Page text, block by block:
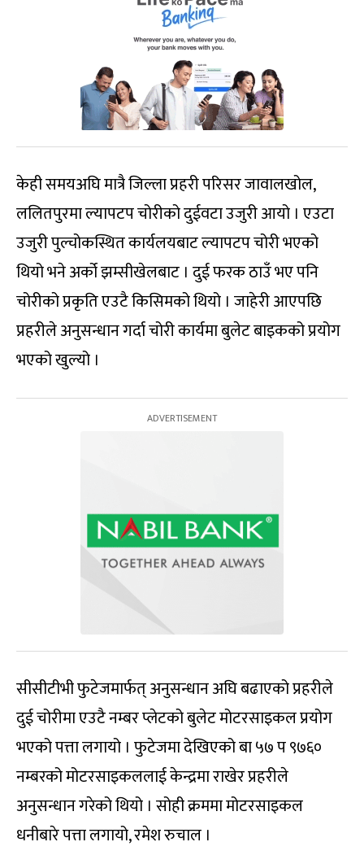
केही समयअघि मात्रै जिल्ला प्रहरी परिसर जावालखोल,
ललितपुरमा ल्यापटप चोरीको दुईवटा उजुरी आयो । एउटा
उजुरी पुल्चोकस्थित कार्यलयबाट ल्यापटप चोरी भएको
थियो भने अर्को झम्सीखेलबाट । दुई फरक ठाउँ भए पनि
चोरीको प्रकृति एउटै किसिमको थियो । जाहेरी आएपछि
प्रहरीले अनुसन्धान गर्दा चोरी कार्यमा बुलेट बाइकको प्रयोग
भएको खुल्यो ।
सीसीटीभी फुटेजमार्फत् अनुसन्धान अघि बढाएको प्रहरीले
दुई चोरीमा एउटै नम्बर प्लेटको बुलेट मोटरसाइकल प्रयोग
भएको पत्ता लगायो । फुटेजमा देखिएको बा ५७ प ९७६०
नम्बरको मोटरसाइकललाई केन्द्रमा राखेर प्रहरीले
अनुसन्धान गरेको थियो । सोही क्रममा मोटरसाइकल
धनीबारे पत्ता लगायो, रमेश रुचाल ।